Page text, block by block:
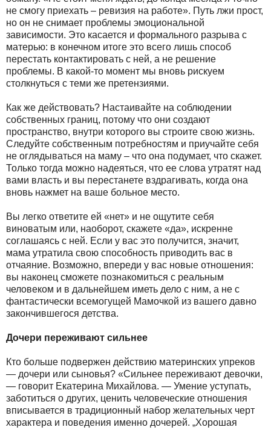
не смогу приехать – ревизия на работе». Путь лжи прост,
но он не снимает проблемы эмоциональной
зависимости. Это касается и формального разрыва с
матерью: в конечном итоге это всего лишь способ
перестать контактировать с ней, а не решение
проблемы. В какой-то момент мы вновь рискуем
столкнуться с теми же претензиями.
Как же действовать? Настаивайте на соблюдении
собственных границ, потому что они создают
пространство, внутри которого вы строите свою жизнь.
Следуйте собственным потребностям и приучайте себя
не оглядываться на маму – что она подумает, что скажет.
Только тогда можно надеяться, что ее слова утратят над
вами власть и вы перестанете вздрагивать, когда она
вновь нажмет на ваше больное место.
Вы легко ответите ей «нет» и не ощутите себя
виноватым или, наоборот, скажете «да», искренне
соглашаясь с ней. Если у вас это получится, значит,
мама утратила свою способность приводить вас в
отчаяние. Возможно, впереди у вас новые отношения:
вы наконец сможете познакомиться с реальным
человеком и в дальнейшем иметь дело с ним, а не с
фантастически всемогущей Мамочкой из вашего давно
закончившегося детства.
Дочери переживают сильнее
Кто больше подвержен действию материнских упреков
— дочери или сыновья? «Сильнее переживают девочки,
— говорит Екатерина Михайлова. — Умение уступать,
заботиться о других, ценить человеческие отношения
вписывается в традиционный набор желательных черт
характера и поведения именно дочерей. „Хорошая